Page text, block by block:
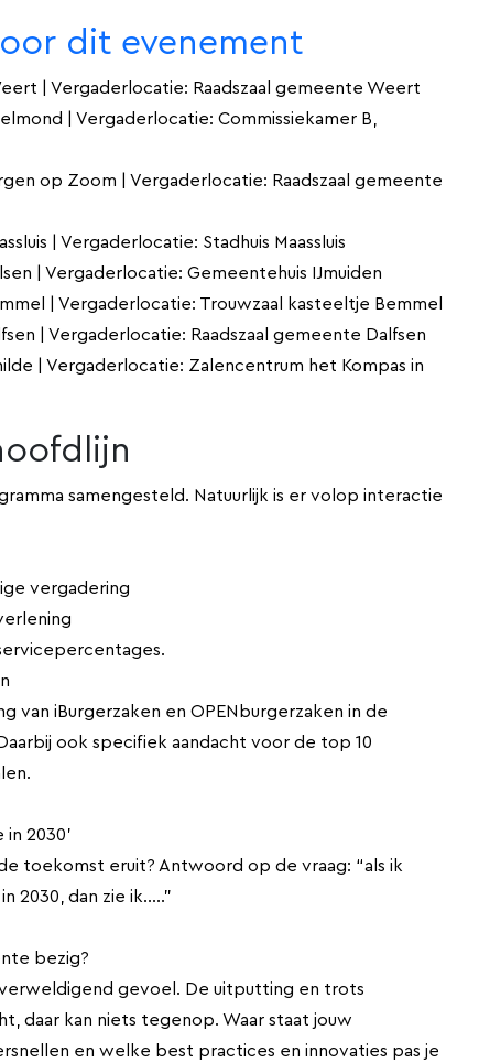
dit evenement
| Vergaderlocatie: Raadszaal gemeente Weert
| Vergaderlocatie: Commissiekamer B,
op Zoom | Vergaderlocatie: Raadszaal gemeente
| Vergaderlocatie: Stadhuis Maassluis
| Vergaderlocatie: Gemeentehuis IJmuiden
| Vergaderlocatie: Trouwzaal kasteeltje Bemmel
| Vergaderlocatie: Raadszaal gemeente Dalfsen
| Vergaderlocatie: Zalencentrum het Kompas in
samengesteld. Natuurlijk is er volop interactie
vergadering
van iBurgerzaken en OPENburgerzaken in de
ook specifiek aandacht voor de top 10
in 2030'
toekomst eruit? Antwoord op de vraag: “als ik
2030, dan zie ik…..”
bezig?
gevoel. De uitputting en trots
daar kan niets tegenop. Waar staat jouw
en welke best practices en innovaties pas je